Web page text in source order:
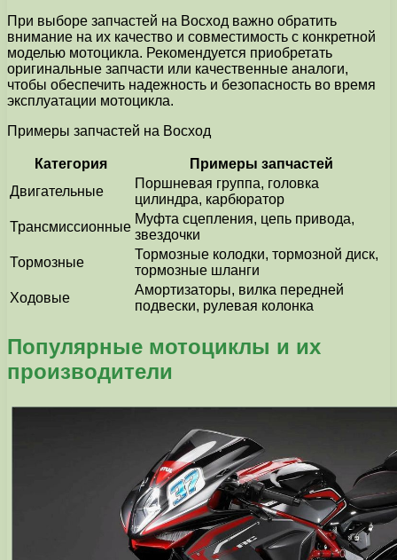
При выборе запчастей на Восход важно обратить
внимание на их качество и совместимость с конкретной
моделью мотоцикла. Рекомендуется приобретать
оригинальные запчасти или качественные аналоги,
чтобы обеспечить надежность и безопасность во время
эксплуатации мотоцикла.
Примеры запчастей на Восход
Категория
Примеры запчастей
Двигательные
Поршневая группа, головка
цилиндра, карбюратор
Трансмиссионные
Муфта сцепления, цепь привода,
звездочки
Тормозные
Тормозные колодки, тормозной диск,
тормозные шланги
Ходовые
Амортизаторы, вилка передней
подвески, рулевая колонка
Популярные мотоциклы и их
производители